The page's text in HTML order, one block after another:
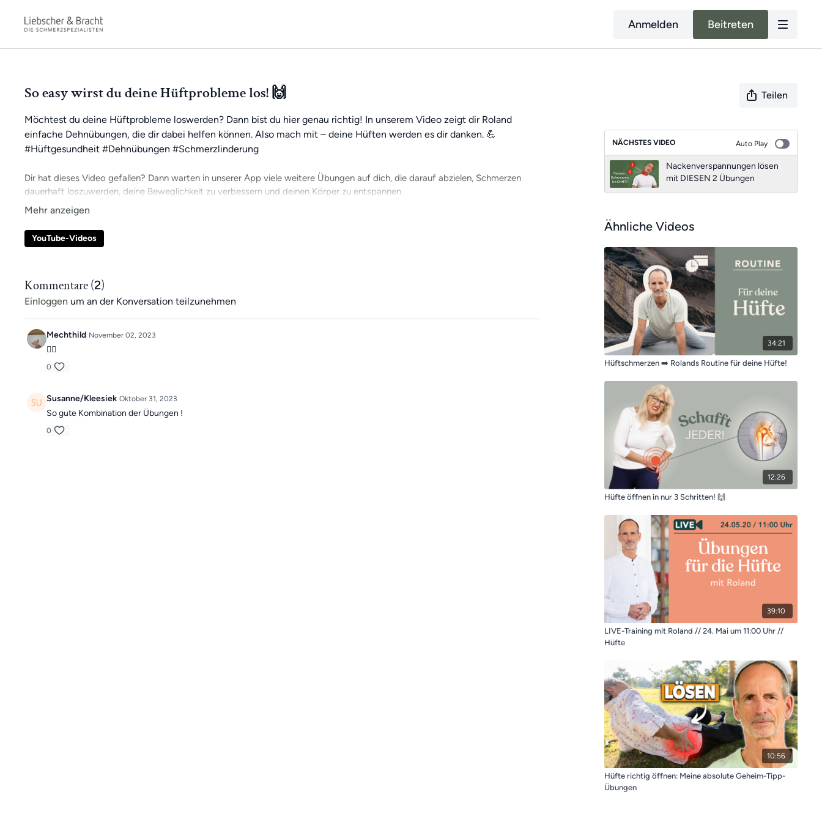
Anmelden Beitreten
So easy wirst du deine Hüftprobleme los! 🙌 Teilen
Möchtest du deine Hüftprobleme loswerden? Dann bist du hier genau richtig! In unserem Video zeigt dir Roland
einfache Dehnübungen, die dir dabei helfen können. Also mach mit – deine Hüften werden es dir danken. 💪
#Hüftgesundheit #Dehnübungen #Schmerzlinderung
Dir hat dieses Video gefallen? Dann warten in unserer App viele weitere Übungen auf dich, die darauf abzielen, Schmerzen
dauerhaft loszuwerden, deine Beweglichkeit zu verbessern und deinen Körper zu entspannen.
So bleibst du stets motiviert und kannst kontinuierlich an deinen Fortschritten arbeiten. Mit einer Mitgliedschaft erhältst du
Zugang zu exklusiven Videos und kannst dich mit der Community austauschen. Und das Beste daran: Du kannst jederzeit und
überall trainieren, ganz bequem von zu Hause aus oder unterwegs.
Wenn du noch kein App-Mitglied bist, kannst du jetzt alle Vorteile der App
kostenfrei testen <<
YouTube-Videos
Kommentare (2)
Einloggen um an der Konversation teilzunehmen
Mechthild November 02, 2023
👍🏻
0
Susanne/Kleesiek Oktober 31, 2023
So gute Kombination der Übungen !
0
NÄCHSTES VIDEO Auto Play
Nackenverspannungen lösen
mit DIESEN 2 Übungen
Ähnliche Videos
34:21
Hüftschmerzen ➡️ Rolands Routine für deine Hüfte!
12:26
Hüfte öffnen in nur 3 Schritten! 🙌
39:10
LIVE-Training mit Roland // 24. Mai um 11:00 Uhr //
Hüfte
10:56
Hüfte richtig öffnen: Meine absolute Geheim-Tipp-
Übungen